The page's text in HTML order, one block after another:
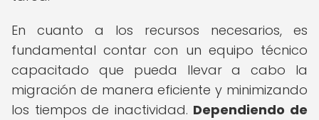
En cuanto a los recursos necesarios, es
fundamental contar con un equipo técnico
capacitado que pueda llevar a cabo la
migración de manera eficiente y minimizando
los tiempos de inactividad. Dependiendo de